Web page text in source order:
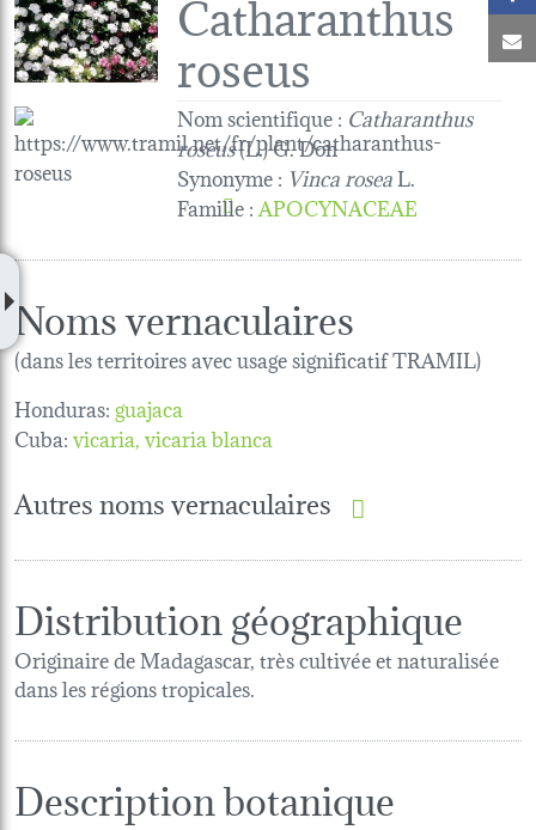
roseus
Nom scientifique : Catharanthus
roseus(L.) G. Don
Synonyme : Vinca roseaL.
Famille:APOCYNACEAE
Noms vernaculaires
(dans les territoires avec usage significatif TRAMIL)
Honduras:guajaca
Cuba:vicaria vicaria blanca
Autres noms vernaculaires
Distribution géographique
Originaire de Madagascar, très cultivée et naturalisée
dans les régions tropicales.
Description botanique